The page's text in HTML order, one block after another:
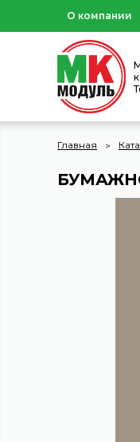
О компании
Главная